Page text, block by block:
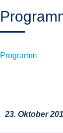
Programm
23. Oktober